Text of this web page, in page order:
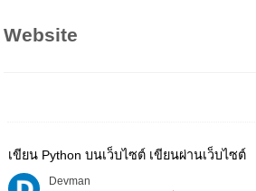
Website
เขียน Python บนเว็บไซต์ เขียนผ่านเว็บไซต์
Devman